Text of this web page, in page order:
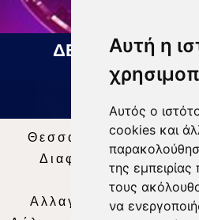
Αυτή η
Αυτός ο
cookies και
της εμπειρίας
τους
να
ΔΕΛΤΙΟ
Θεσσαλία Τηλεόραση
Διαφήμιση | Όροι
Απορρήτου |
Αλλαγή Προτιμήσεων